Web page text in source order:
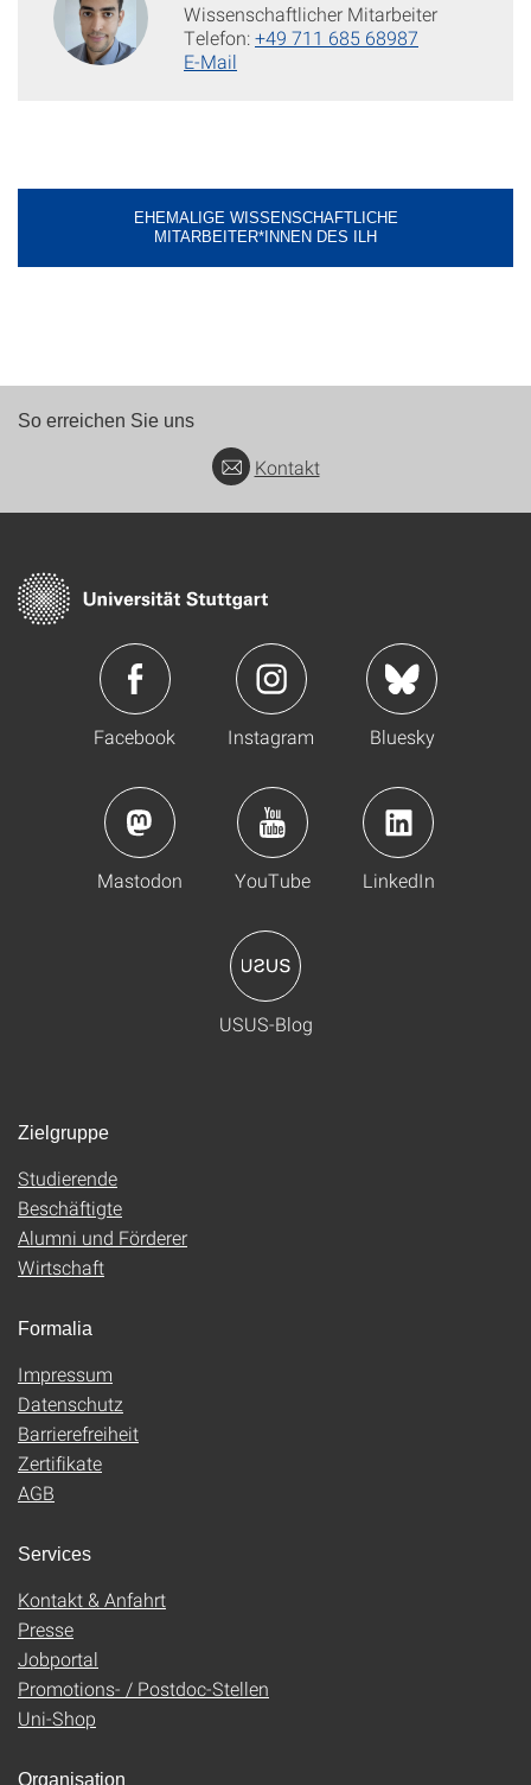
Wissenschaftlicher Mitarbeiter
Telefon:+49 711 685 68987
E-Mail
EHEMALIGE WISSENSCHAFTLICHE
MITARBEITER*INNEN DES ILH
So erreichen Sie uns
Kontakt
Facebook Instagram Bluesky
Mastodon YouTube LinkedIn
USUS-Blog
Zielgruppe
Studierende
Beschäftigte
Alumni und Förderer
Wirtschaft
Formalia
Impressum
Datenschutz
Barrierefreiheit
Zertifikate
AGB
Services
Kontakt & Anfahrt
Presse
Jobportal
Promotions- / Postdoc-Stellen
Uni-Shop
Organisation